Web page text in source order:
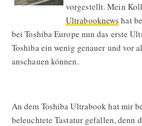
vorgestellt. Mein
Ultrabooknews hat
bei Toshiba Europe nun das erste
Toshiba ein wenig genauer und vor
anschauen können.
An dem Toshiba Ultrabook hat mir
beleuchtete Tastatur gefallen, denn